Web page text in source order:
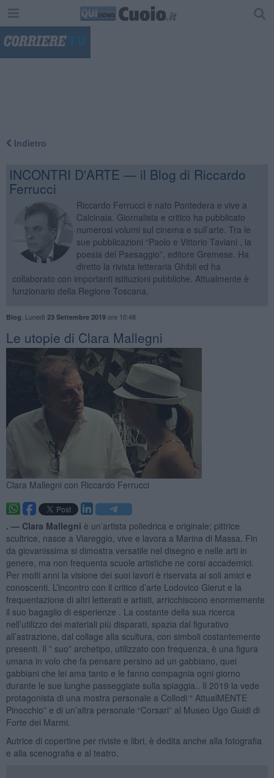
Indietro
INCONTRI D'ARTE — il Blog di Riccardo
Ferrucci
Riccardo Ferrucci è nato Pontedera e vive a
Calcinaia. Giornalista e critico ha pubblicato
numerosi volumi sul cinema e sull’arte. Tra le
sue pubblicazioni “Paolo e Vittorio Taviani , la
poesia del Paesaggio”, editore Gremese. Ha
diretto la rivista letteraria Ghibli ed ha
collaborato con importanti istituzioni pubbliche. Attualmente è
funzionario della Regione Toscana.
Blog Lunedì 23 Settembre 2019ore 10:48
Le utopie di Clara Mallegni
Clara Mallegni con Riccardo Ferrucci
. — Clara Mallegni è un’artista poliedrica e originale; pittrice
scultrice, nasce a Viareggio, vive e lavora a Marina di Massa. Fin
da giovanissima si dimostra versatile nel disegno e nelle arti in
genere, ma non frequenta scuole artistiche ne corsi accademici.
Per molti anni la visione dei suoi lavori è riservata ai soli amici e
conoscenti. L’incontro con il critico d’arte Lodovico Gierut e la
frequentazione di altri letterati e artisti, arricchiscono enormemente
il suo bagaglio di esperienze . La costante della sua ricerca
nell’utilizzo dei materiali più disparati, spazia dal figurativo
all’astrazione, dal collage alla scultura, con simboli costantemente
presenti. Il ” suo” archetipo, utilizzato con frequenza, è una figura
umana in volo che fa pensare persino ad un gabbiano, quei
gabbiani che lei ama tanto e le fanno compagnia ogni giorno
durante le sue lunghe passeggiate sulla spiaggia.. Il 2019 la vede
protagonista di una mostra personale a Collodi “ AttualMENTE
Pinocchio” e di un’altra personale “Corsari” al Museo Ugo Guidi di
Forte dei Marmi.
Autrice di copertine per riviste e libri, è dedita anche alla fotografia
e alla scenografia e al teatro.